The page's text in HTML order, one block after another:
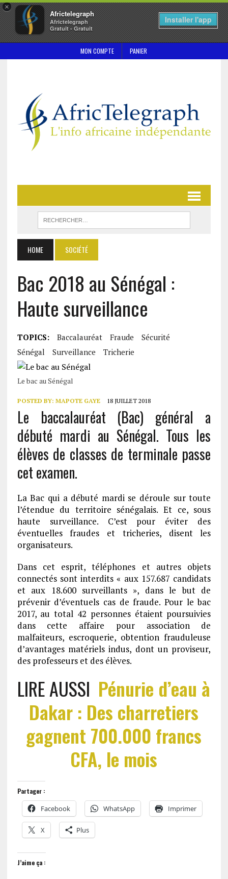
×
Africtelegraph
Africtelegraph
Gratuit - Gratuit
Installer l'app
MON COMPTE PANIER
HOME SOCIÉTÉ
Bac 2018 au Sénégal :
Haute surveillance
TOPICS: Baccalauréat Fraude
Sécurité
Sénégal
Surveillance Tricherie
Le bac au Sénégal
POSTED BY: MAPOTE GAYE 18 JUILLET 2018
Le baccalauréat (Bac) général a
débuté mardi au Sénégal. Tous les
élèves de classes de terminale passe
cet examen.
La Bac qui a débuté mardi se déroule sur toute
l’étendue du territoire sénégalais. Et ce, sous
haute surveillance. C’est pour éviter des
éventuelles fraudes et tricheries, disent les
organisateurs.
Dans cet esprit, téléphones et autres objets
connectés sont interdits « aux 157.687 candidats
et aux 18.600 surveillants », dans le but de
prévenir d’éventuels cas de fraude. Pour le bac
2017, au total 42 personnes étaient poursuivies
dans cette affaire pour association de
malfaiteurs, escroquerie, obtention frauduleuse
d’avantages matériels indus, dont un proviseur,
des professeurs et des élèves.
LIRE AUSSI Pénurie d’eau à
Dakar : Des charretiers
gagnent 700.000 francs
CFA, le mois
Partager :
Facebook WhatsApp Imprimer
X Plus
J’aime ça :